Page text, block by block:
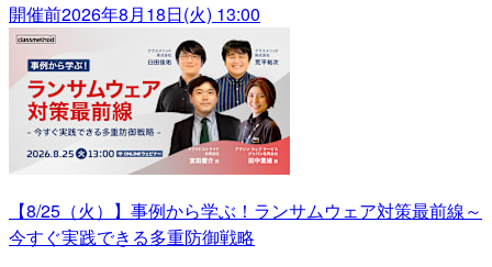
開催前2026年8月18日(火) 13:00
【8/25（火）】事例から学ぶ！ランサムウェア対策最前線～
今すぐ実践できる多重防御戦略